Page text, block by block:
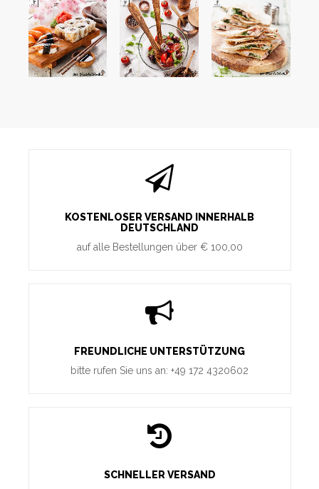
KOSTENLOSER VERSAND INNERHALB
DEUTSCHLAND
auf alle Bestellungen über € 100,00
FREUNDLICHE UNTERSTÜTZUNG
bitte rufen Sie uns an: +49 172 4320602
SCHNELLER VERSAND